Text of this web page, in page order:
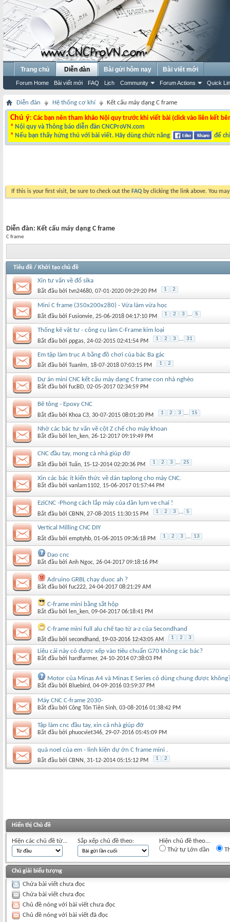
Trang chủ Diễn đàn
Forum Home Bài viết mới FAQ Lịch Community Forum Actions Quick
Bài gửi hôm nay Bài viết mới
Diễn đàn Hệ thống cơ khí Kết cấu máy dạng C frame
Chú ý: Các bạn nên tham khảo Nội quy trước khi viết bài (click vào liên kết
* Nội quy và Thông báo diễn đàn CNCProVN.com
* Nếu bạn thấy hứng thú với bài viết. Hãy dùng chức năng để
If this is your first visit, be sure to check out the FAQ by clicking the link above. You
Diễn đàn: Kết cấu máy dạng C frame
C frame
Tiêu đề / Khởi tạo chủ đề
Xin tư vấn về đổ sika
Bắt đầu bởi tvn24680‎, 07-01-2020 09:29:20 PM 1 2
Mini C frame (350x200x280) - Vừa làm vừa học
Bắt đầu bởi Fusionvie‎, 25-06-2018 04:17:10 PM 1 2 3 ... 5
Thống kê vật tư - công cụ làm C-Frame kim loại
Bắt đầu bởi ppgas‎, 24-02-2015 02:41:54 PM 1 2 3 ... 31
Em tập làm trục A bằng đồ chơi của bác Ba gác
Bắt đầu bởi Tuanlm‎, 18-07-2018 07:03:15 PM 1 2
Dự án mini CNC kết cấu máy dạng C frame con nhà nghèo
Bắt đầu bởi fucBD‎, 02-05-2017 02:34:59 PM
Bê tông - Epoxy CNC
Bắt đầu bởi Khoa C3‎, 30-07-2015 08:01:20 PM 1 2 3 ... 15
Nhờ các bác tư vấn về cột Z chế cho máy khoan
Bắt đầu bởi len_ken‎, 26-12-2017 09:19:49 PM
CNC đầu tay, mong cả nhà giúp đỡ
Bắt đầu bởi Tuấn‎, 15-12-2014 02:20:36 PM 1 2 3 ... 25
Xin các bác ít kiến thức về dán taplong cho máy CNC.
Bắt đầu bởi vanlam1102‎, 15-06-2017 01:57:44 PM
EziCNC -Phong cách lắp máy của dân lụm ve chai !
Bắt đầu bởi CBNN ‎, 27-08-2015 11:30:15 PM 1 2 3 ... 5
Vertical Milling CNC DIY
Bắt đầu bởi emptyhb‎, 01-06-2015 09:36:18 PM 1 2 3 ... 13
Dao cnc
Bắt đầu bởi Anh Ngoc‎, 26-04-2017 09:18:16 PM
Adruino GRBL chay duoc ah ?
Bắt đầu bởi fuc222‎, 24-04-2017 08:21:29 AM
C-frame mini bằng sắt hộp
Bắt đầu bởi len_ken‎, 09-04-2017 06:18:41 PM
C-frame mini full alu chế tạo từ a-z của Secondhand
Bắt đầu bởi secondhand‎, 19-03-2016 12:43:05 AM 1 2 3
Liệu cái này có được xếp vào tiêu chuẩn G70 không các bác?
Bắt đầu bởi hardfarmer‎, 24-10-2014 07:38:03 PM
Motor của Minas A4 và Minas E Series có dùng chung được
Bắt đầu bởi Bluebird‎, 04-09-2016 03:59:37 PM
Máy CNC C-frame 2030-
Bắt đầu bởi Công Tôn Tiên Sinh‎, 03-08-2016 01:38:42 PM
Tập làm cnc đầu tay, xin cả nhà giúp đỡ
Bắt đầu bởi phuocviet346‎, 29-07-2016 05:45:09 PM
quà noel của em - linh kiện dự ớn C frame mini .
Bắt đầu bởi CBNN ‎, 31-12-2014 05:15:12 PM 1 2
Hiển thị Chủ đề
Hiện các chủ đề từ... Sắp xếp chủ đề theo:
Hiện chủ đề theo...
Thứ tự Lớn dần
Chú giải biểu tượng
Chứa bài viết chưa đọc
Chứa bài viết chưa đọc
Chủ đề nóng với bài viết chưa đọc
Chủ đề nóng với bài viết đã đọc